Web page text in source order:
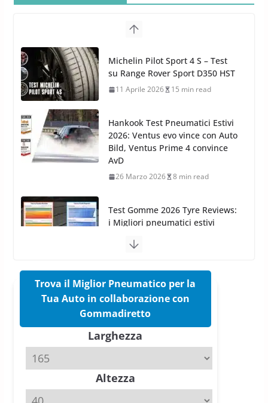
26 Marzo 2025 2 min read
Azoto
26 Marzo 2025 2 min read
Hankook Test Pneumatici Estivi
2026: Ventus evo vince con Auto
Bild, Ventus Prime 4 convince
Test Gomme 2026 Tyre Reviews:
i Migliori pneumatici estivi
sportivi a confronto
Pirelli Cinturato 2026: due
confermano il salto tecnico del
Pirelli P Zero Trofeo RS: per
slick da battere
Michelin Pilot Sport 4 S – Test
su Range Rover Sport D350 HST
Trova il Miglior Pneumatico per la
Tua Auto in collaborazione con
Gommadiretto
Larghezza
Altezza